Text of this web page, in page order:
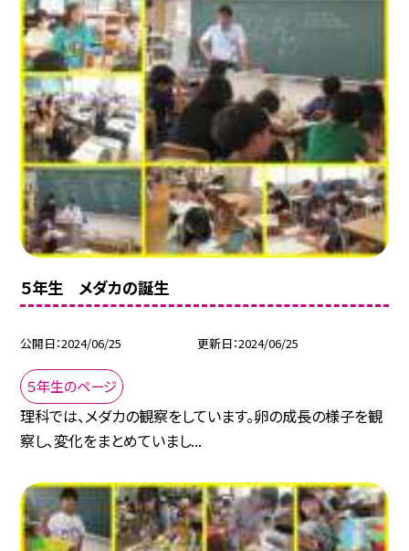
５年生 メダカの誕生
公開日 2024/06/25 更新日 2024/06/25
５年生のページ
理科では、メダカの観察をしています。卵の成長の様子を観
察し、変化をまとめていまし...